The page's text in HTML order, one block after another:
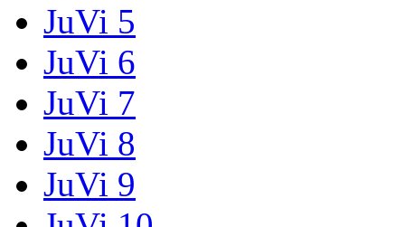
JuVi 5
JuVi 6
JuVi 7
JuVi 8
JuVi 9